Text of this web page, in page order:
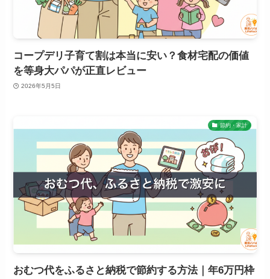
コープデリ子育て割は本当に安い？食材宅配の価値
を等身大パパが正直レビュー
2026年5月5日
節約・家計
おむつ代をふるさと納税で節約する方法｜年6万円枠